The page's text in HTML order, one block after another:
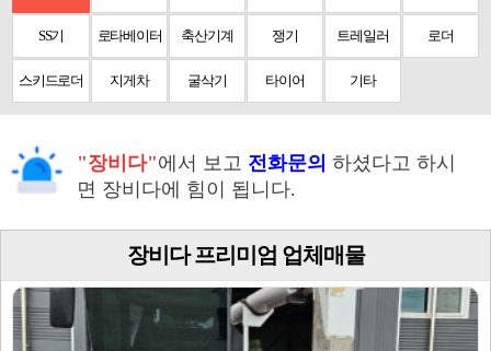
SS기 로타베이터 축산기계 쟁기 트레일러 로더
스키드로더 지게차 굴삭기 타이어 기타
"장비다"에서 보고 전화문의 하셨다고 하시
면 장비다에 힘이 됩니다.
장비다 프리미엄 업체매물